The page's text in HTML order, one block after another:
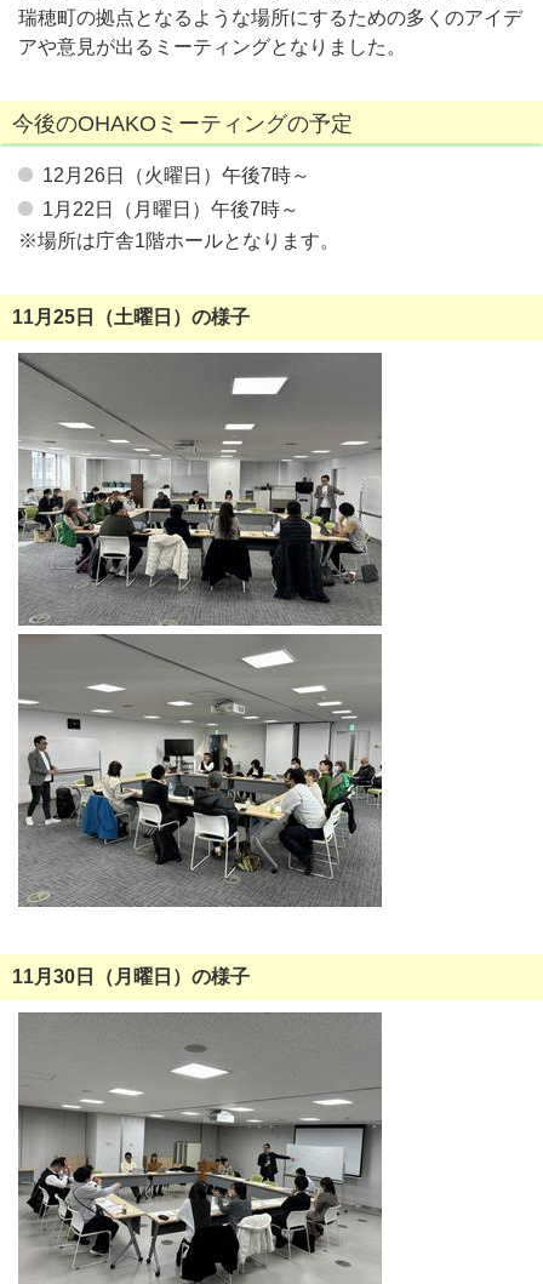
瑞穂町の拠点となるような場所にするための多くのアイデ
アや意見が出るミーティングとなりました。
今後のOHAKOミーティングの予定
12月26日（火曜日）午後7時～
1月22日（月曜日）午後7時～
※場所は庁舎1階ホールとなります。
11月25日（土曜日）の様子
11月30日（月曜日）の様子